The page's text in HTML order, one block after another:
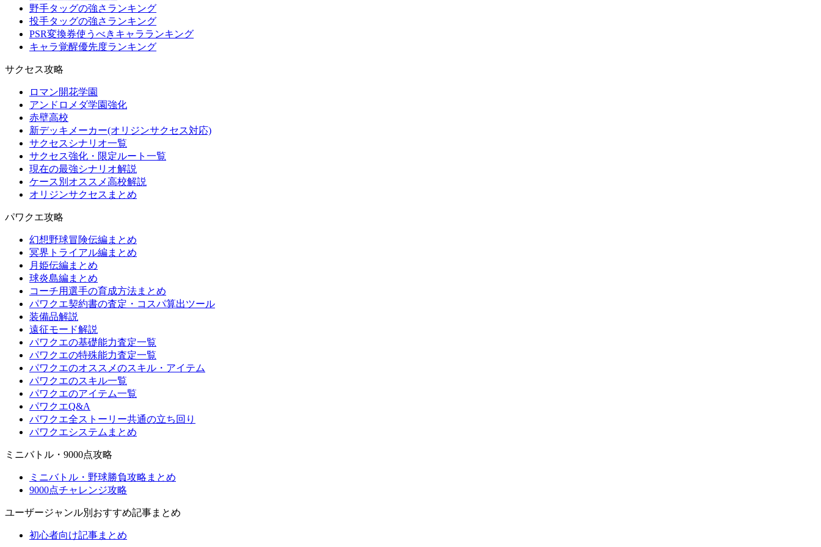
野手タッグの強さランキング
投手タッグの強さランキング
PSR変換券使うべきキャラランキング
キャラ覚醒優先度ランキング
サクセス攻略
ロマン開花学園
アンドロメダ学園強化
赤壁高校
新デッキメーカー(オリジンサクセス対応)
サクセスシナリオ一覧
サクセス強化・限定ルート一覧
現在の最強シナリオ解説
ケース別オススメ高校解説
オリジンサクセスまとめ
パワクエ攻略
幻想野球冒険伝編まとめ
冥界トライアル編まとめ
月姫伝編まとめ
球炎島編まとめ
コーチ用選手の育成方法まとめ
パワクエ契約書の査定・コスパ算出ツール
装備品解説
遠征モード解説
パワクエの基礎能力査定一覧
パワクエの特殊能力査定一覧
パワクエのオススメのスキル・アイテム
パワクエのスキル一覧
パワクエのアイテム一覧
パワクエQ&A
パワクエ全ストーリー共通の立ち回り
パワクエシステムまとめ
ミニバトル・9000点攻略
ミニバトル・野球勝負攻略まとめ
9000点チャレンジ攻略
ユーザージャンル別おすすめ記事まとめ
初心者向け記事まとめ